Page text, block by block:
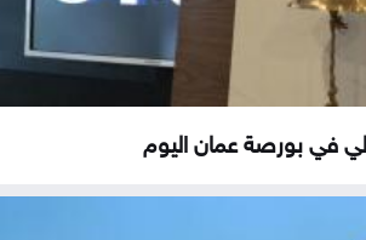
في بورصة عمان اليوم